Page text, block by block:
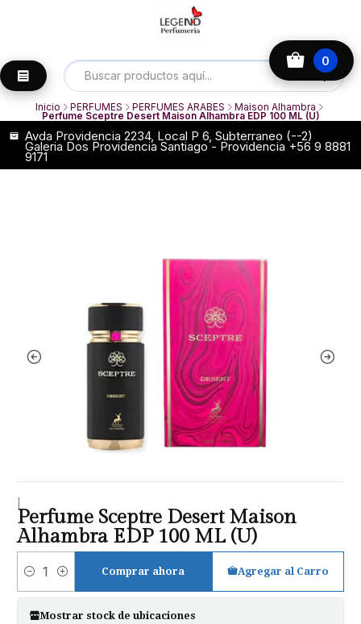
0
Avda Providencia 2234, Local P 6, Subterraneo (--2)
Galeria Dos Providencia Santiago - Providencia +56 9 8881
9171
Inicio PERFUMES PERFUMES ARABES Maison Alhambra
Perfume Sceptre Desert Maison Alhambra EDP 100 ML (U)
Perfume Sceptre Desert Maison
Alhambra EDP 100 ML (U)
Cantidad
Agregar al Carro
Comprar ahora
Mostrar stock de ubicaciones